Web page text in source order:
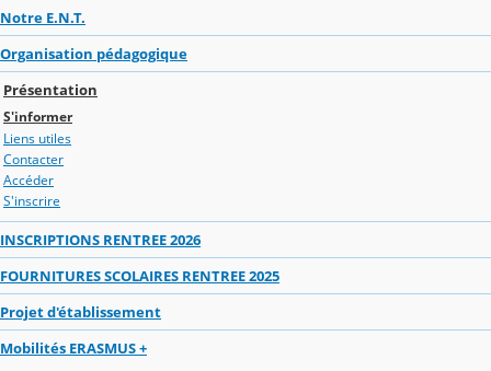
Notre E.N.T.
Organisation pédagogique
Présentation
S'informer
Liens utiles
Contacter
Accéder
S'inscrire
INSCRIPTIONS RENTREE 2026
FOURNITURES SCOLAIRES RENTREE 2025
Projet d'établissement
Mobilités ERASMUS +